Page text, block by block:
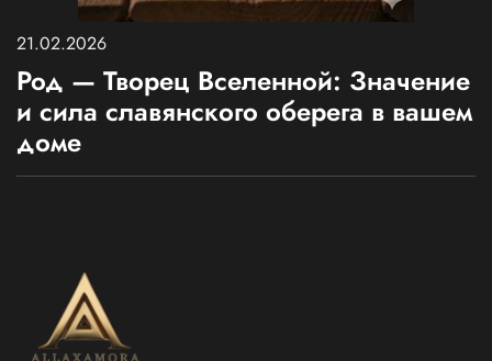
21.02.2026
Род — Творец Вселенной: Значение
и сила славянского оберега в вашем
доме